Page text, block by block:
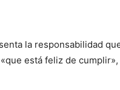
la responsabilidad
está feliz de cumplir»,